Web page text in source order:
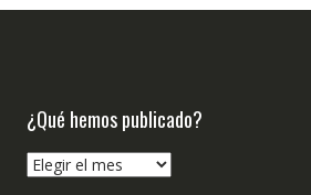
¿Qué hemos publicado?
¿Qué